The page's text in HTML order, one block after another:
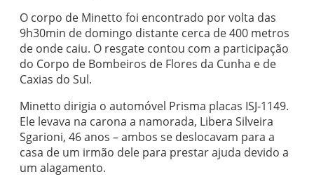
O corpo de Minetto foi encontrado por volta das
9h30min de domingo distante cerca de 400 metros
de onde caiu. O resgate contou com a participação
do Corpo de Bombeiros de Flores da Cunha e de
Caxias do Sul.
Minetto dirigia o automóvel Prisma placas ISJ-1149.
Ele levava na carona a namorada, Libera Silveira
Sgarioni, 46 anos – ambos se deslocavam para a
casa de um irmão dele para prestar ajuda devido a
um alagamento.